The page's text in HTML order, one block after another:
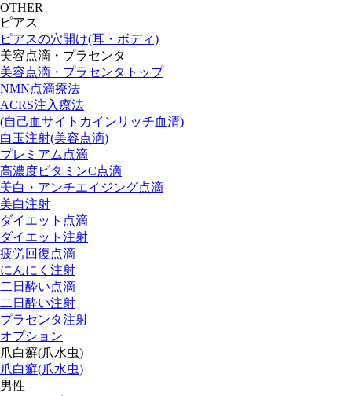
OTHER
ピアス
ピアスの穴開け(耳・ボディ)
美容点滴・プラセンタ
美容点滴・プラセンタトップ
NMN点滴療法
ACRS注入療法
(自己血サイトカインリッチ血清)
白玉注射(美容点滴)
プレミアム点滴
高濃度ビタミンC点滴
美白・アンチエイジング点滴
美白注射
ダイエット点滴
ダイエット注射
疲労回復点滴
にんにく注射
二日酔い点滴
二日酔い注射
プラセンタ注射
オプション
爪白癬(爪水虫)
爪白癬(爪水虫)
男性